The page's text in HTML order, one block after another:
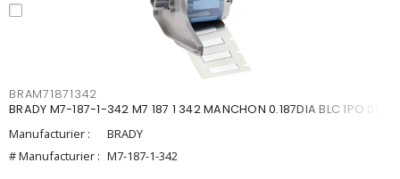
BRAM71871342
BRADY M7-187-1-342 M7 187 1 342 MANCHON 0.187DIA BLC 1PO 00
Manufacturier :
BRADY
# Manufacturier : M7-187-1-342